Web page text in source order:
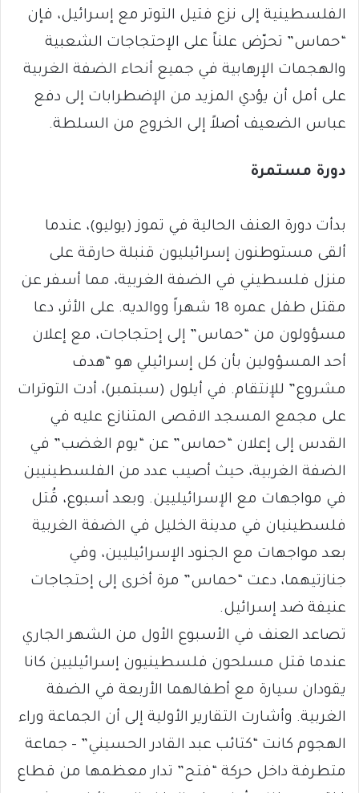
الفلسطينية إلى نزع فتيل التوتر مع إسرائيل، فإن
“حماس” تحرّض علناً على الإحتجاجات الشعبية
والهجمات الإرهابية في جميع أنحاء الضفة الغربية
على أمل أن يؤدي المزيد من الإضطرابات إلى دفع
عباس الضعيف أصلاً إلى الخروج من السلطة.
دورة مستمرة
بدأت دورة العنف الحالية في تموز (يوليو)، عندما
ألقى مستوطنون إسرائيليون قنبلة حارقة على
منزل فلسطيني في الضفة الغربية، مما أسفر عن
مقتل طفل عمره 18 شهراً ووالديه. على الأثر، دعا
مسؤولون من “حماس” إلى إحتجاجات، مع إعلان
أحد المسؤولين بأن كل إسرائيلي هو “هدف
مشروع” للإنتقام. في أيلول (سبتمبر)، أدت التوترات
على مجمع المسجد الاقصى المتنازع عليه في
القدس إلى إعلان “حماس” عن “يوم الغضب” في
الضفة الغربية، حيث أصيب عدد من الفلسطينيين
في مواجهات مع الإسرائيليين. وبعد أسبوع، قُتل
فلسطينيان في مدينة الخليل في الضفة الغربية
بعد مواجهات مع الجنود الإسرائيليين، وفي
جنازتيهما، دعت “حماس” مرة أخرى إلى إحتجاجات
عنيفة ضد إسرائيل.
تصاعد العنف في الأسبوع الأول من الشهر الجاري
عندما قتل مسلحون فلسطينيون إسرائيليين كانا
يقودان سيارة مع أطفالهما الأربعة في الضفة
الغربية. وأشارت التقارير الأولية إلى أن الجماعة وراء
الهجوم كانت “كتائب عبد القادر الحسيني” – جماعة
متطرفة داخل حركة “فتح” تدار معظمها من قطاع